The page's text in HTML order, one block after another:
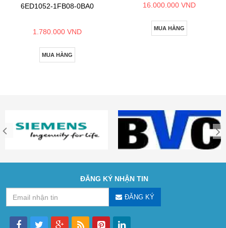
6ED1052-1FB08-0BA0
1.780.000 VND
MUA HÀNG
16.000.000 VND
MUA HÀNG
ĐĂNG KÝ NHẬN TIN
ĐĂNG KÝ